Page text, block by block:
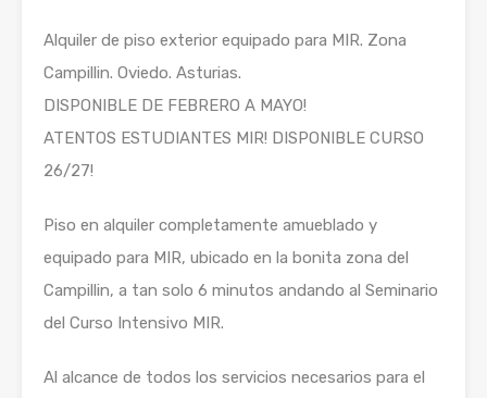
Alquiler de piso exterior equipado para MIR. Zona
Campillin. Oviedo. Asturias.
DISPONIBLE DE FEBRERO A MAYO!
ATENTOS ESTUDIANTES MIR! DISPONIBLE CURSO
26/27!
Piso en alquiler completamente amueblado y
equipado para MIR, ubicado en la bonita zona del
Campillin, a tan solo 6 minutos andando al Seminario
del Curso Intensivo MIR.
Al alcance de todos los servicios necesarios para el